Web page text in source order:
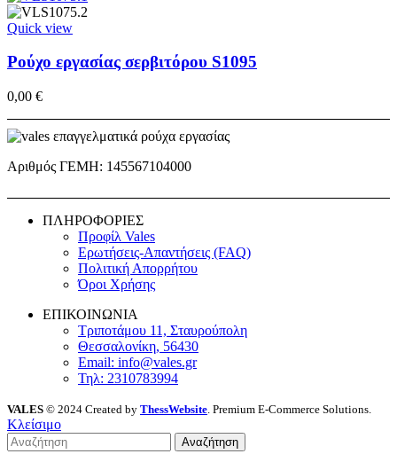
Quick view
Ρούχο εργασίας σερβιτόρου S1095
0,00 €
Αριθμός ΓΕΜΗ: 145567104000
ΠΛΗΡΟΦΟΡΙΕΣ
Προφίλ Vales
Ερωτήσεις-Απαντήσεις (FAQ)
Πολιτική Απορρήτου
Όροι Χρήσης
ΕΠΙΚΟΙΝΩΝΙΑ
Τριποτάμου 11, Σταυρούπολη
Θεσσαλονίκη, 56430
Email: info@vales.gr
Τηλ: 2310783994
VALES © 2024 Created by ThessWebsite . Premium E-Commerce Solutions.
Κλείσιμο
Αναζήτηση